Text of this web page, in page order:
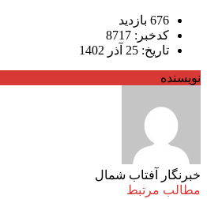
676 بازدید
کدخبر: 8717
تاریخ: 25 آذر 1402
نویسنده
خبرنگار آفتاب شمال
مطالب مرتبط